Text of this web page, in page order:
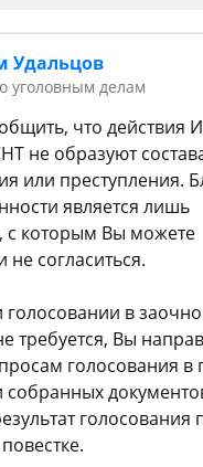
Удальцов
уголовным делам
что действия
не образуют
или преступления.
является лишь
с которым Вы можете
не согласиться.
голосовании в
требуется, Вы
голосования в
собранных
голосования